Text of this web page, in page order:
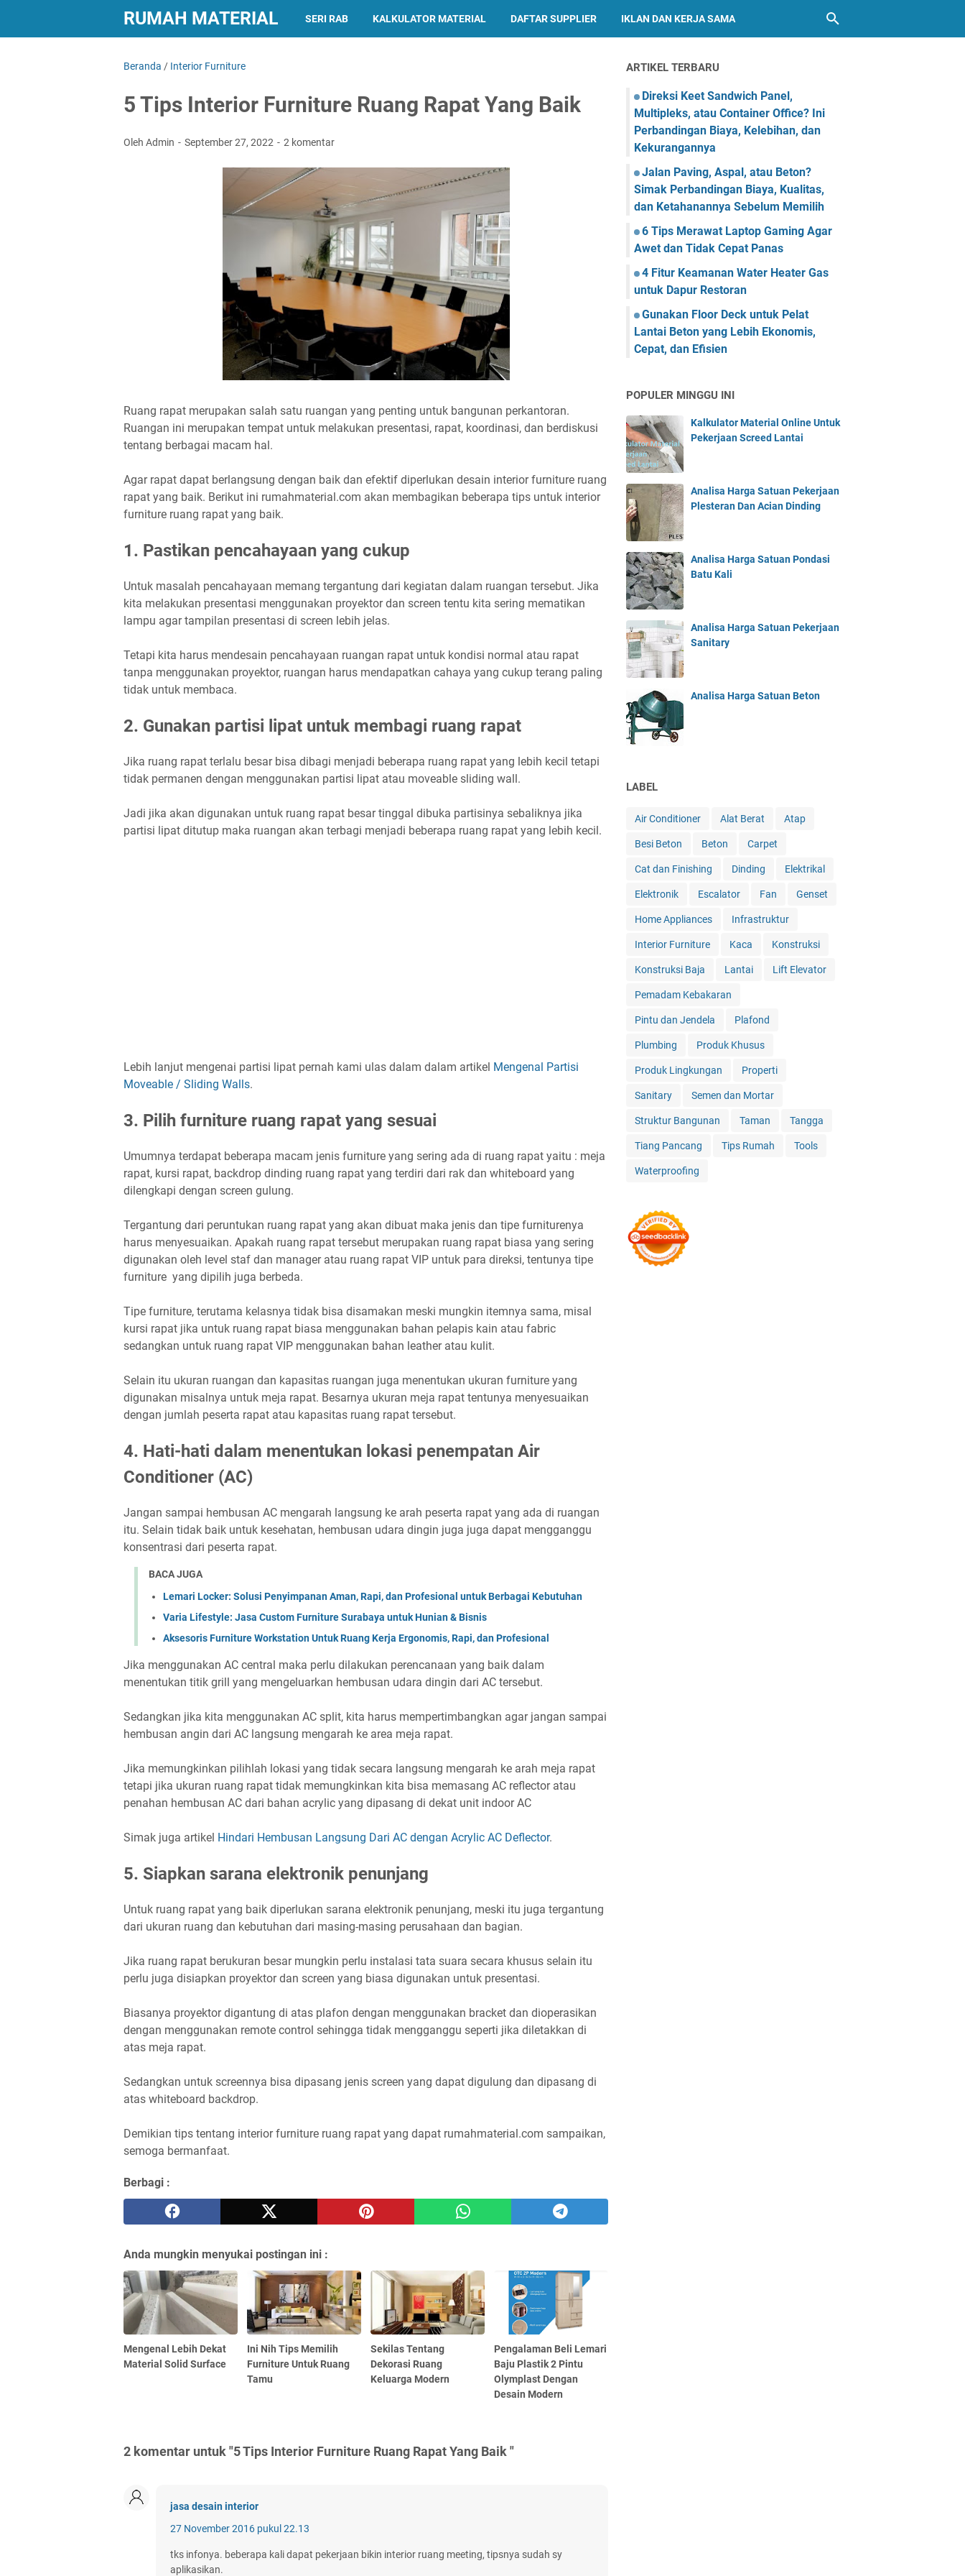
RUMAH MATERIAL SERI RAB KALKULATOR MATERIAL DAFTAR SUPPLIER IKLAN DAN KERJA SAMA
Beranda / Interior Furniture
5 Tips Interior Furniture Ruang Rapat Yang Baik
Oleh Admin September 27, 2022 2 komentar
Ruang rapat merupakan salah satu ruangan yang penting untuk bangunan perkantoran.
Ruangan ini merupakan tempat untuk melakukan presentasi, rapat, koordinasi, dan berdiskusi
tentang berbagai macam hal.
Agar rapat dapat berlangsung dengan baik dan efektif diperlukan desain interior furniture ruang
rapat yang baik. Berikut ini rumahmaterial.com akan membagikan beberapa tips untuk interior
furniture ruang rapat yang baik.
1. Pastikan pencahayaan yang cukup
Untuk masalah pencahayaan memang tergantung dari kegiatan dalam ruangan tersebut. Jika
kita melakukan presentasi menggunakan proyektor dan screen tentu kita sering mematikan
lampu agar tampilan presentasi di screen lebih jelas.
Tetapi kita harus mendesain pencahayaan ruangan rapat untuk kondisi normal atau rapat
tanpa menggunakan proyektor, ruangan harus mendapatkan cahaya yang cukup terang paling
tidak untuk membaca.
2. Gunakan partisi lipat untuk membagi ruang rapat
Jika ruang rapat terlalu besar bisa dibagi menjadi beberapa ruang rapat yang lebih kecil tetapi
tidak permanen dengan menggunakan partisi lipat atau moveable sliding wall.
Jadi jika akan digunakan untuk ruang rapat besar tinggal dibuka partisinya sebaliknya jika
partisi lipat ditutup maka ruangan akan terbagi menjadi beberapa ruang rapat yang lebih kecil.
Lebih lanjut mengenai partisi lipat pernah kami ulas dalam dalam artikel Mengenal Partisi
Moveable / Sliding Walls.
3. Pilih furniture ruang rapat yang sesuai
Umumnya terdapat beberapa macam jenis furniture yang sering ada di ruang rapat yaitu : meja
rapat, kursi rapat, backdrop dinding ruang rapat yang terdiri dari rak dan whiteboard yang
dilengkapi dengan screen gulung.
Tergantung dari peruntukan ruang rapat yang akan dibuat maka jenis dan tipe furniturenya
harus menyesuaikan. Apakah ruang rapat tersebut merupakan ruang rapat biasa yang sering
digunakan oleh level staf dan manager atau ruang rapat VIP untuk para direksi, tentunya tipe
furniture yang dipilih juga berbeda.
Tipe furniture, terutama kelasnya tidak bisa disamakan meski mungkin itemnya sama, misal
kursi rapat jika untuk ruang rapat biasa menggunakan bahan pelapis kain atau fabric
sedangkan untuk ruang rapat VIP menggunakan bahan leather atau kulit.
Selain itu ukuran ruangan dan kapasitas ruangan juga menentukan ukuran furniture yang
digunakan misalnya untuk meja rapat. Besarnya ukuran meja rapat tentunya menyesuaikan
dengan jumlah peserta rapat atau kapasitas ruang rapat tersebut.
4. Hati-hati dalam menentukan lokasi penempatan Air
Conditioner (AC)
Jangan sampai hembusan AC mengarah langsung ke arah peserta rapat yang ada di ruangan
itu. Selain tidak baik untuk kesehatan, hembusan udara dingin juga juga dapat mengganggu
konsentrasi dari peserta rapat.
BACA JUGA
Lemari Locker: Solusi Penyimpanan Aman, Rapi, dan Profesional untuk Berbagai Kebutuhan
Varia Lifestyle: Jasa Custom Furniture Surabaya untuk Hunian & Bisnis
Aksesoris Furniture Workstation Untuk Ruang Kerja Ergonomis, Rapi, dan Profesional
Jika menggunakan AC central maka perlu dilakukan perencanaan yang baik dalam
menentukan titik grill yang mengeluarkan hembusan udara dingin dari AC tersebut.
Sedangkan jika kita menggunakan AC split, kita harus mempertimbangkan agar jangan sampai
hembusan angin dari AC langsung mengarah ke area meja rapat.
Jika memungkinkan pilihlah lokasi yang tidak secara langsung mengarah ke arah meja rapat
tetapi jika ukuran ruang rapat tidak memungkinkan kita bisa memasang AC reflector atau
penahan hembusan AC dari bahan acrylic yang dipasang di dekat unit indoor AC
Simak juga artikel Hindari Hembusan Langsung Dari AC dengan Acrylic AC Deflector.
5. Siapkan sarana elektronik penunjang
Untuk ruang rapat yang baik diperlukan sarana elektronik penunjang, meski itu juga tergantung
dari ukuran ruang dan kebutuhan dari masing-masing perusahaan dan bagian.
Jika ruang rapat berukuran besar mungkin perlu instalasi tata suara secara khusus selain itu
perlu juga disiapkan proyektor dan screen yang biasa digunakan untuk presentasi.
Biasanya proyektor digantung di atas plafon dengan menggunakan bracket dan dioperasikan
dengan menggunakan remote control sehingga tidak mengganggu seperti jika diletakkan di
atas meja rapat.
Sedangkan untuk screennya bisa dipasang jenis screen yang dapat digulung dan dipasang di
atas whiteboard backdrop.
Demikian tips tentang interior furniture ruang rapat yang dapat rumahmaterial.com sampaikan,
semoga bermanfaat.
Berbagi :
Anda mungkin menyukai postingan ini :
Mengenal Lebih Dekat
Material Solid Surface
Ini Nih Tips Memilih
Furniture Untuk Ruang
Tamu
Sekilas Tentang
Dekorasi Ruang
Keluarga Modern
Pengalaman Beli Lemari
Baju Plastik 2 Pintu
Olymplast Dengan
Desain Modern
2 komentar untuk "5 Tips Interior Furniture Ruang Rapat Yang Baik "
jasa desain interior
27 November 2016 pukul 22.13
tks infonya. beberapa kali dapat pekerjaan bikin interior ruang meeting, tipsnya sudah sy
aplikasikan.
ARTIKEL TERBARU
Direksi Keet Sandwich Panel,
Multipleks, atau Container Office? Ini
Perbandingan Biaya, Kelebihan, dan
Kekurangannya
Jalan Paving, Aspal, atau Beton?
Simak Perbandingan Biaya, Kualitas,
dan Ketahanannya Sebelum Memilih
6 Tips Merawat Laptop Gaming Agar
Awet dan Tidak Cepat Panas
4 Fitur Keamanan Water Heater Gas
untuk Dapur Restoran
Gunakan Floor Deck untuk Pelat
Lantai Beton yang Lebih Ekonomis,
Cepat, dan Efisien
POPULER MINGGU INI
Kalkulator Material Online Untuk
Pekerjaan Screed Lantai
Analisa Harga Satuan Pekerjaan
Plesteran Dan Acian Dinding
Analisa Harga Satuan Pondasi
Batu Kali
Analisa Harga Satuan Pekerjaan
Sanitary
Analisa Harga Satuan Beton
LABEL
Air Conditioner Alat Berat Atap
Besi Beton Beton Carpet
Cat dan Finishing Dinding Elektrikal
Elektronik Escalator Fan Genset
Home Appliances Infrastruktur
Interior Furniture Kaca Konstruksi
Konstruksi Baja Lantai Lift Elevator
Pemadam Kebakaran
Pintu dan Jendela Plafond
Plumbing Produk Khusus
Produk Lingkungan Properti
Sanitary Semen dan Mortar
Struktur Bangunan Taman Tangga
Tiang Pancang Tips Rumah Tools
Waterproofing